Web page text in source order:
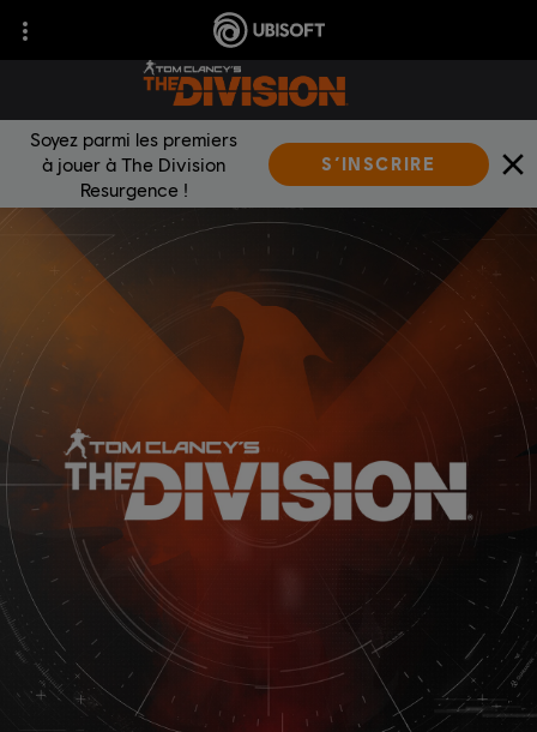
Soyez parmi les premiers
à jouer à The Division
Resurgence !
S’INSCRIRE